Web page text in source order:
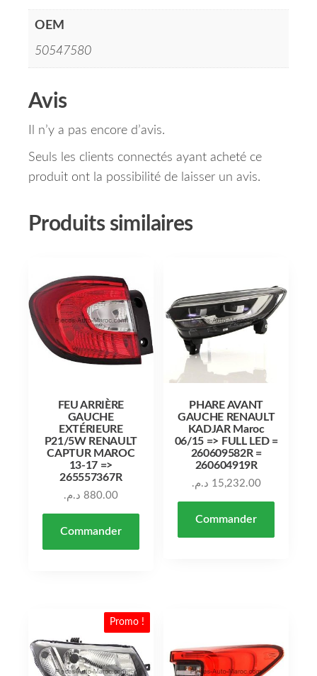
OEM
50547580
Avis
Il n’y a pas encore d’avis.
Seuls les clients connectés ayant acheté ce
produit ont la possibilité de laisser un avis.
Produits similaires
FEU ARRIÈRE
GAUCHE
EXTÉRIEURE
P21/5W RENAULT
CAPTUR MAROC
13-17 =>
265557367R
880.00 د.م.
Commander
PHARE AVANT
GAUCHE RENAULT
KADJAR Maroc
06/15 => FULL LED =
260609582R =
260604919R
15,232.00 د.م.
Commander
Promo !